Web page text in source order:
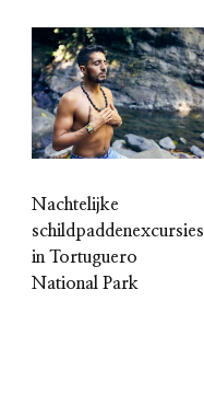
Nachtelijke
schildpaddenexcursies
in Tortuguero
National Park